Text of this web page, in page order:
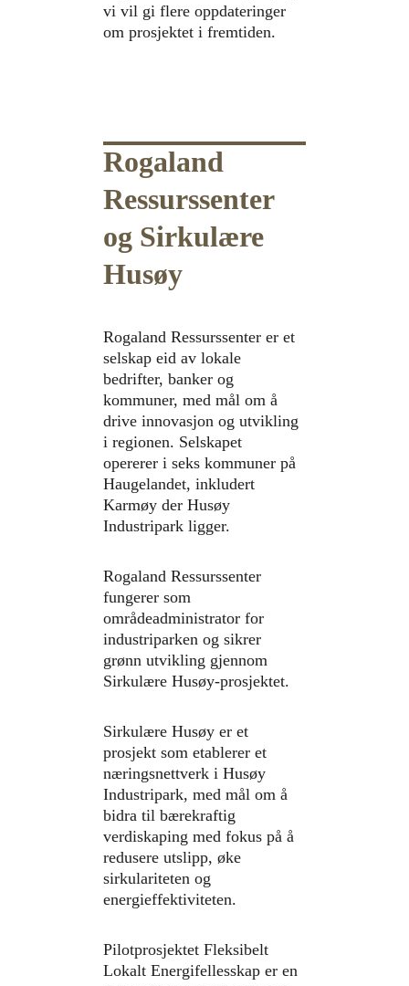
vi vil gi flere oppdateringer
om prosjektet i fremtiden.
Rogaland
Ressurssenter
og Sirkulære
Husøy
Rogaland Ressurssenter er et
selskap eid av lokale
bedrifter, banker og
kommuner, med mål om å
drive innovasjon og utvikling
i regionen. Selskapet
opererer i seks kommuner på
Haugelandet, inkludert
Karmøy der Husøy
Industripark ligger.
Rogaland Ressurssenter
fungerer som
områdeadministrator for
industriparken og sikrer
grønn utvikling gjennom
Sirkulære Husøy-prosjektet.
Sirkulære Husøy er et
prosjekt som etablerer et
næringsnettverk i Husøy
Industripark, med mål om å
bidra til bærekraftig
verdiskaping med fokus på å
redusere utslipp, øke
sirkulariteten og
energieffektiviteten.
Pilotprosjektet Fleksibelt
Lokalt Energifellesskap er en